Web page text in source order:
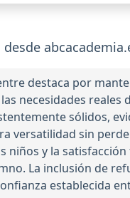
destaca por
necesidades reales
sólidos,
versatilidad sin
niños y la
La inclusión de
establecida